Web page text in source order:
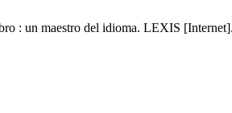
: un maestro del idioma. LEXIS